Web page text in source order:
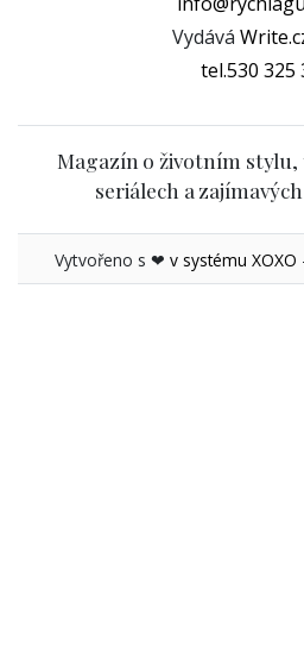
tel.530 325
v systému XOXO